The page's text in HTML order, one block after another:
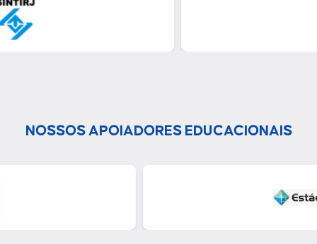
NOSSOS APOIADORES EDUCACIONAIS